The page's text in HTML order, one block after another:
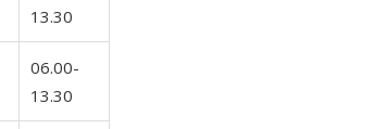
13.30
06.00-
13.30